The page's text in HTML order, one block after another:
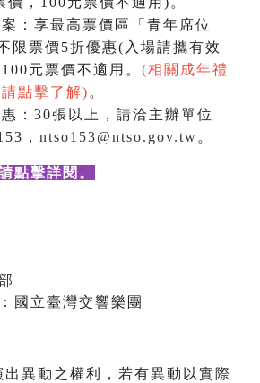
：享最高票價區「青年席位
限票價5折優惠(入場請攜有效
元票價不適用。 (相關成年禮
點擊了解) 。
：30張以上，請洽主辦單位
， ntso153@ntso.gov.tw 。
點擊詳閱 。
國立臺灣交響樂團
異動之權利，若有異動以實際